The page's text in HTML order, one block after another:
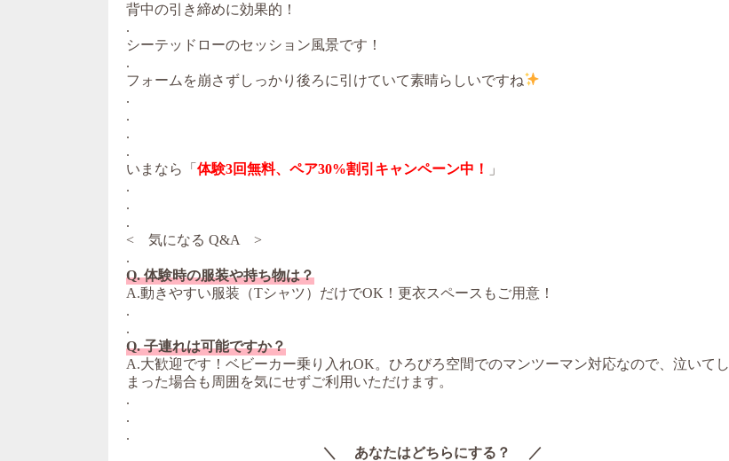
背中の引き締めに効果的！
.
シーテッドローのセッション風景です！
.
フォームを崩さずしっかり後ろに引けていて素晴らしいですね
.
.
.
.
いまなら「 体験3回無料、ペア30%割引キャンペーン中！
」
.
.
.
< 気になる Q&A >
.
Q. 体験時の服装や持ち物は？
A.動きやすい服装（Tシャツ）だけでOK！更衣スペースもご用意！
.
.
Q. 子連れは可能ですか？
A.大歓迎です！ベビーカー乗り入れOK。ひろびろ空間でのマンツーマン対応なので、泣いてし
まった場合も周囲を気にせずご利用いただけます。
.
.
.
＼ あなたはどちらにする？ ／